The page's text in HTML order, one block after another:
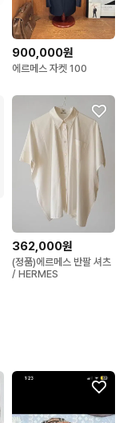
900,000원
에르메스 자켓 100
362,000원
(정품)에르메스 반팔 셔츠
/ HERMES